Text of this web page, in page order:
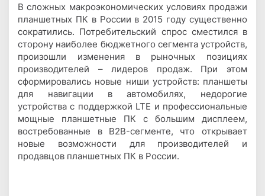
В сложных макроэкономических условиях продажи
планшетных ПК в России в 2015 году существенно
сократились. Потребительский спрос сместился в
сторону наиболее бюджетного сегмента устройств,
произошли изменения в рыночных позициях
производителей – лидеров продаж. При этом
сформировались новые ниши устройств: планшеты
для навигации в автомобилях, недорогие
устройства с поддержкой LTE и профессиональные
мощные планшетные ПК с большим дисплеем,
востребованные в B2B-сегменте, что открывает
новые возможности для производителей и
продавцов планшетных ПК в России.